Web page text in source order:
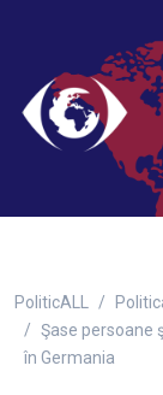
PoliticALL
Şase persoane
în Germania